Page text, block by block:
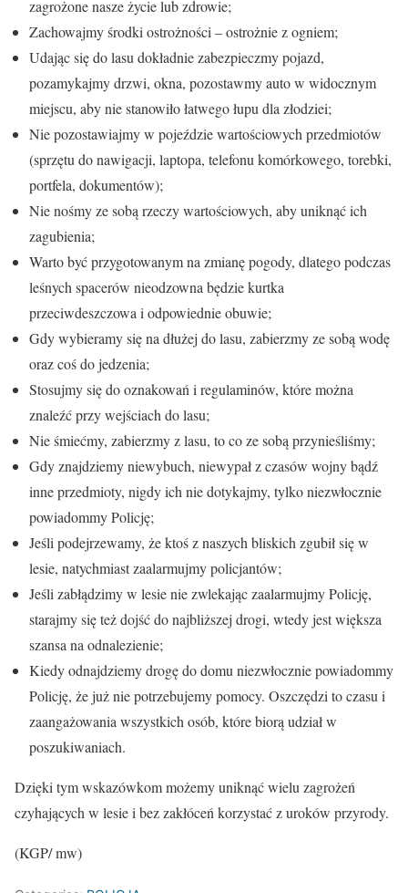
zagrożone nasze życie lub zdrowie;
Zachowajmy środki ostrożności – ostrożnie z ogniem;
Udając się do lasu dokładnie zabezpieczmy pojazd,
pozamykajmy drzwi, okna, pozostawmy auto w widocznym
miejscu, aby nie stanowiło łatwego łupu dla złodziei;
Nie pozostawiajmy w pojeździe wartościowych przedmiotów
(sprzętu do nawigacji, laptopa, telefonu komórkowego, torebki,
portfela, dokumentów);
Nie nośmy ze sobą rzeczy wartościowych, aby uniknąć ich
zagubienia;
Warto być przygotowanym na zmianę pogody, dlatego podczas
leśnych spacerów nieodzowna będzie kurtka
przeciwdeszczowa i odpowiednie obuwie;
Gdy wybieramy się na dłużej do lasu, zabierzmy ze sobą wodę
oraz coś do jedzenia;
Stosujmy się do oznakowań i regulaminów, które można
znaleźć przy wejściach do lasu;
Nie śmiećmy, zabierzmy z lasu, to co ze sobą przynieśliśmy;
Gdy znajdziemy niewybuch, niewypał z czasów wojny bądź
inne przedmioty, nigdy ich nie dotykajmy, tylko niezwłocznie
powiadommy Policję;
Jeśli podejrzewamy, że ktoś z naszych bliskich zgubił się w
lesie, natychmiast zaalarmujmy policjantów;
Jeśli zabłądzimy w lesie nie zwlekając zaalarmujmy Policję,
starajmy się też dojść do najbliższej drogi, wtedy jest większa
szansa na odnalezienie;
Kiedy odnajdziemy drogę do domu niezwłocznie powiadommy
Policję, że już nie potrzebujemy pomocy. Oszczędzi to czasu i
zaangażowania wszystkich osób, które biorą udział w
poszukiwaniach.
Dzięki tym wskazówkom możemy uniknąć wielu zagrożeń
czyhających w lesie i bez zakłóceń korzystać z uroków przyrody.
(KGP/ mw)